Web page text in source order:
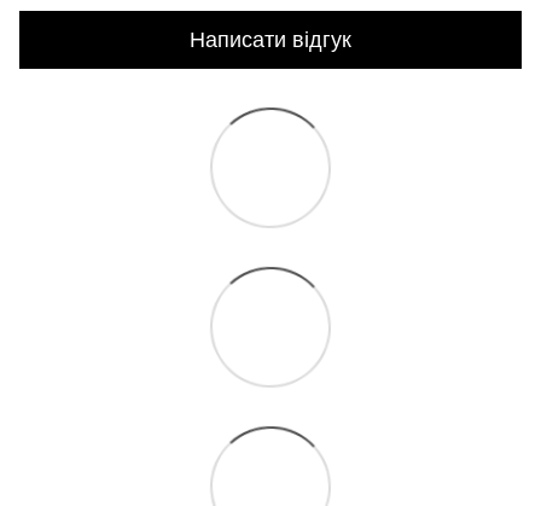
Написати відгук